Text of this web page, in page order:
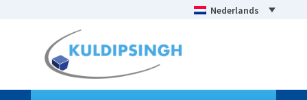
Nederlands